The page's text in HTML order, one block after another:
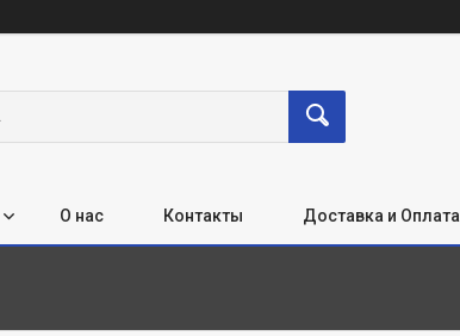
О нас Контакты Доставка и Оплата